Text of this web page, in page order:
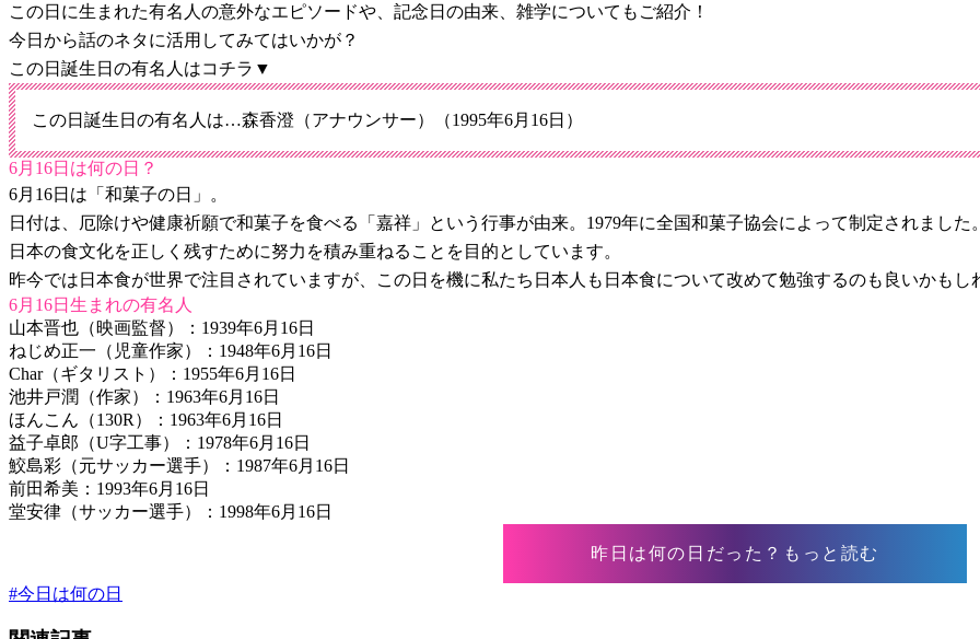
この日に生まれた有名人の意外なエピソードや、記念日の由来、雑学についてもご紹介！
今日から話のネタに活用してみてはいかが？
この日誕生日の有名人はコチラ▼
この日誕生日の有名人は…森香澄（アナウンサー）（1995年6月16日）
6月16日は何の日？
6月16日は「和菓子の日」。
日付は、厄除けや健康祈願で和菓子を食べる「嘉祥」という行事が由来。1979年に全国和菓子協会によって制定されました
日本の食文化を正しく残すために努力を積み重ねることを目的としています。
昨今では日本食が世界で注目されていますが、この日を機に私たち日本人も日本食について改めて勉強するのも良いかもし
6月16日生まれの有名人
山本晋也（映画監督）：1939年6月16日
ねじめ正一（児童作家）：1948年6月16日
Char（ギタリスト）：1955年6月16日
池井戸潤（作家）：1963年6月16日
ほんこん（130R）：1963年6月16日
益子卓郎（U字工事）：1978年6月16日
鮫島彩（元サッカー選手）：1987年6月16日
前田希美：1993年6月16日
堂安律（サッカー選手）：1998年6月16日
昨日は何の日だった？もっと読む
#今日は何の日